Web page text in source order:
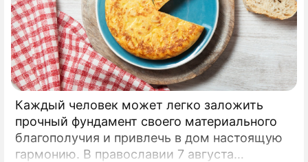
Каждый человек может легко заложить
прочный фундамент своего материального
благополучия и привлечь в дом настоящую
гармонию. В православии 7 августа